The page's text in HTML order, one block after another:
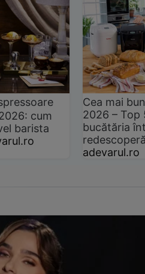
cum
barista
Cea mai
2026 –
bucătăria
adevarul.ro